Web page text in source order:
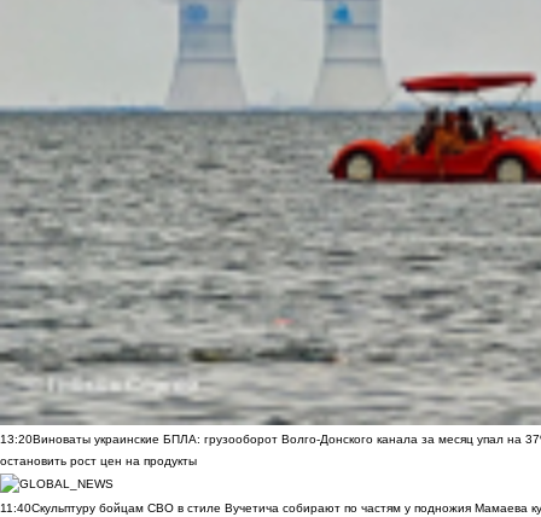
13:20Виноваты украинские БПЛА: грузооборот Волго-Донского канала за месяц упал на
остановить рост цен на продукты
11:40Скульптуру бойцам СВО в стиле Вучетича собирают по частям у подножия Мамаева